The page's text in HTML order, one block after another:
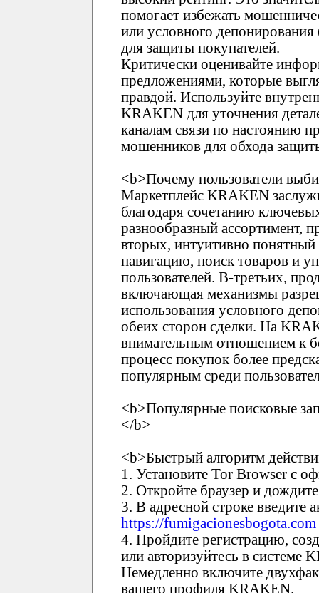
помогает избежать
или условного
для защиты покупателей.
Критически оценивайте
предложениями, которые
правдой. Используйте
KRAKEN для уточнения
каналам связи по настоянию
мошенников для обхода
<b>Почему пользователи
Маркетплейс KRAKEN
благодаря сочетанию
разнообразный ассортимент,
вторых, интуитивно
навигацию, поиск товаров и
пользователей. В-третьих,
включающая механизмы
использования условного
обеих сторон сделки. На
внимательным отношением к
процесс покупок более
популярным среди
<b>Популярные поисковые
</b>
<b>Быстрый алгоритм
1. Установите Tor Browser с
2. Откройте браузер и
3. В адресной строке введите
https://fumigacionesbogota.com
4. Пройдите регистрацию,
или авторизуйтесь в системе
Немедленно включите
вашего профиля KRAKEN.